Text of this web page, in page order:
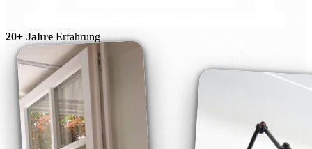
20+ Jahre Erfahrung